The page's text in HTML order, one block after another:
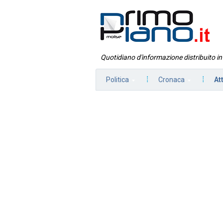
Quotidiano d'informazione distribuito
Politica Cronaca